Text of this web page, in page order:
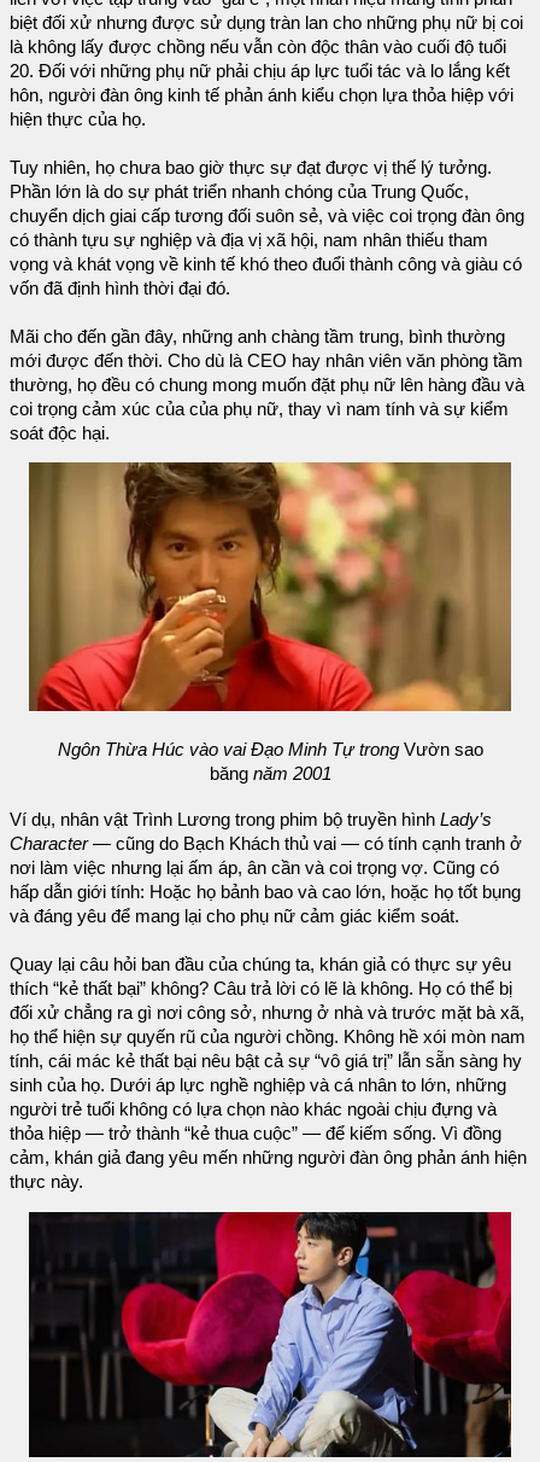
biệt đối xử nhưng được sử dụng tràn lan cho những phụ nữ bị coi
là không lấy được chồng nếu vẫn còn độc thân vào cuối độ tuổi
20. Đối với những phụ nữ phải chịu áp lực tuổi tác và lo lắng kết
hôn, người đàn ông kinh tế phản ánh kiểu chọn lựa thỏa hiệp với
hiện thực của họ.
Tuy nhiên, họ chưa bao giờ thực sự đạt được vị thế lý tưởng.
Phần lớn là do sự phát triển nhanh chóng của Trung Quốc,
chuyển dịch giai cấp tương đối suôn sẻ, và việc coi trọng đàn ông
có thành tựu sự nghiệp và địa vị xã hội, nam nhân thiếu tham
vọng và khát vọng về kinh tế khó theo đuổi thành công và giàu có
vốn đã định hình thời đại đó.
Mãi cho đến gần đây, những anh chàng tầm trung, bình thường
mới được đến thời. Cho dù là CEO hay nhân viên văn phòng tầm
thường, họ đều có chung mong muốn đặt phụ nữ lên hàng đầu và
coi trọng cảm xúc của của phụ nữ, thay vì nam tính và sự kiểm
soát độc hại.
Ngôn Thừa Húc vào vai Đạo Minh Tự trong Vườn sao
băngnăm 2001
Ví dụ, nhân vật Trình Lương trong phim bộ truyền hình Lady’s
Character— cũng do Bạch Khách thủ vai — có tính cạnh tranh ở
nơi làm việc nhưng lại ấm áp, ân cần và coi trọng vợ. Cũng có
hấp dẫn giới tính: Hoặc họ bảnh bao và cao lớn, hoặc họ tốt bụng
và đáng yêu để mang lại cho phụ nữ cảm giác kiểm soát.
Quay lại câu hỏi ban đầu của chúng ta, khán giả có thực sự yêu
thích “kẻ thất bại” không? Câu trả lời có lẽ là không. Họ có thể bị
đối xử chẳng ra gì nơi công sở, nhưng ở nhà và trước mặt bà xã,
họ thể hiện sự quyến rũ của người chồng. Không hề xói mòn nam
tính, cái mác kẻ thất bại nêu bật cả sự “vô giá trị” lẫn sẵn sàng hy
sinh của họ. Dưới áp lực nghề nghiệp và cá nhân to lớn, những
người trẻ tuổi không có lựa chọn nào khác ngoài chịu đựng và
thỏa hiệp — trở thành “kẻ thua cuộc” — để kiếm sống. Vì đồng
cảm, khán giả đang yêu mến những người đàn ông phản ánh hiện
thực này.